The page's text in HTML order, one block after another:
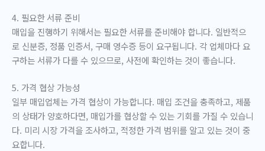
4. 필요한 서류 준비
매입을 진행하기 위해서는 필요한 서류를 준비해야 합니다. 일반적으
로 신분증, 정품 인증서, 구매 영수증 등이 요구됩니다. 각 업체마다 요
구하는 서류가 다를 수 있으므로, 사전에 확인하는 것이 좋습니다.
5. 가격 협상 가능성
일부 매입업체는 가격 협상이 가능합니다. 매입 조건을 충족하고, 제품
의 상태가 양호하다면, 매입가를 협상할 수 있는 기회를 가질 수 있습니
다. 미리 시장 가격을 조사하고, 적정한 가격 범위를 알고 있는 것이 중
요합니다.